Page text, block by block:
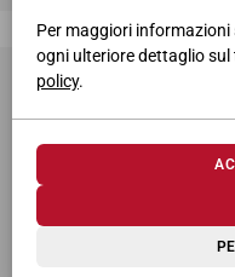
Per maggiori informazioni
ogni ulteriore dettaglio
policy.
Giessegi,
© 2026 Giessegi Industria
Via Bramante 39, 62010